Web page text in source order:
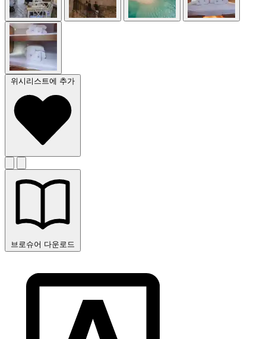
위시리스트에 추가
브로슈어 다운로드